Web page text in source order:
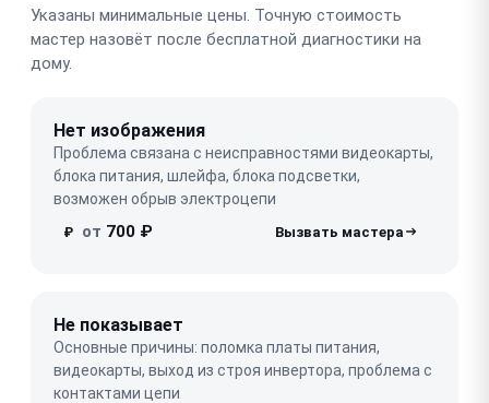
Указаны минимальные цены. Точную стоимость
мастер назовёт после бесплатной диагностики на
дому.
Нет изображения
Проблема связана с неисправностями видеокарты,
блока питания, шлейфа, блока подсветки,
возможен обрыв электроцепи
₽ от 700 ₽
Не показывает
Основные причины: поломка платы питания,
видеокарты, выход из строя инвертора, проблема с
контактами цепи